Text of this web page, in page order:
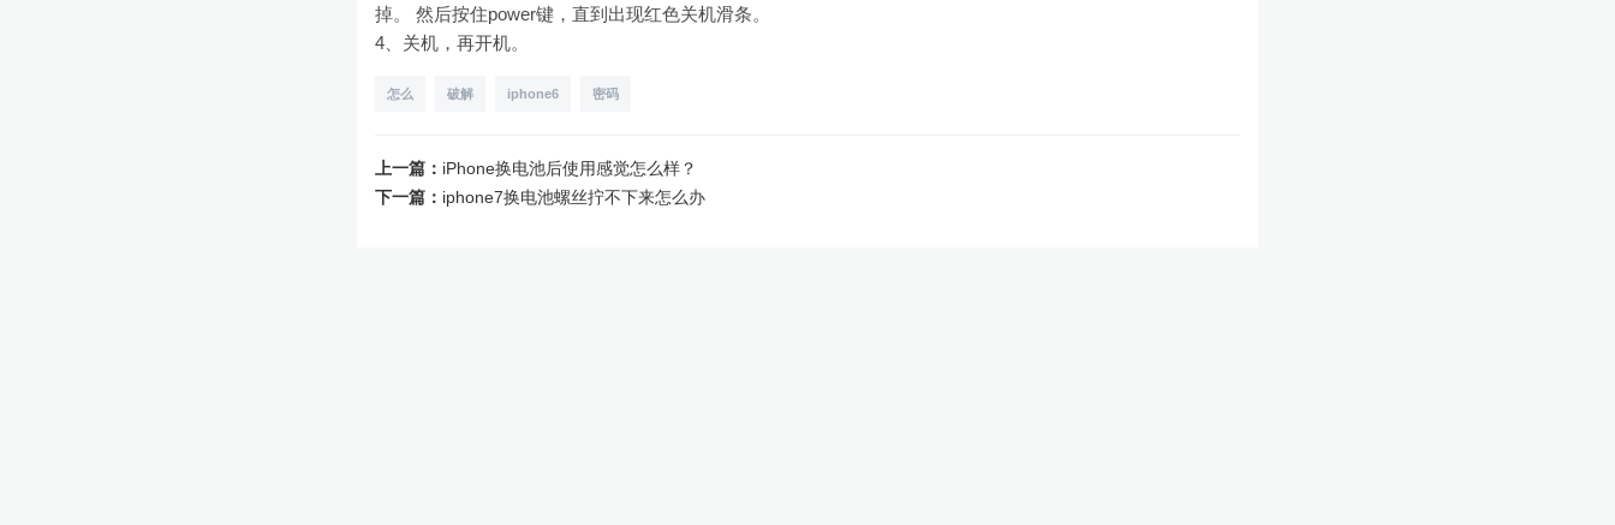
掉。 然后按住power键，直到出现红色关机滑条。
4、关机，再开机。
怎么 破解 iphone6 密码
上一篇： iPhone换电池后使用感觉怎么样？
下一篇： iphone7换电池螺丝拧不下来怎么办